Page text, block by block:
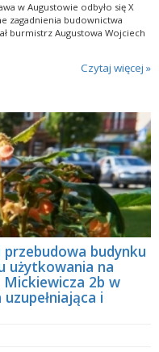
w Augustowie odbyło się X
zagadnienia budownictwa
burmistrz Augustowa Wojciech
Czytaj więcej »
przebudowa budynku
użytkowania na
2b w
i